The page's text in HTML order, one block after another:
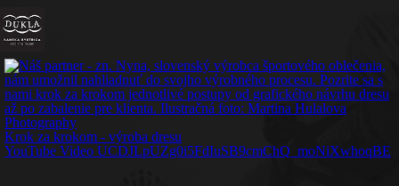
Krok za krokom - výroba dresu
YouTube Video UCDJLpUZg0i5FdIuSB9cmChQ_moNiXwhoqBE